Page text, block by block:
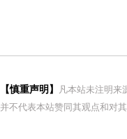
【慎重声明】
凡本站未注明来
并不代表本站赞同其观点和对